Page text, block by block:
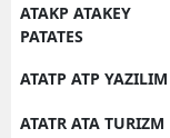
ATAKP ATAKEY
PATATES
ATATP ATP YAZILIM
ATATR ATA TURIZM